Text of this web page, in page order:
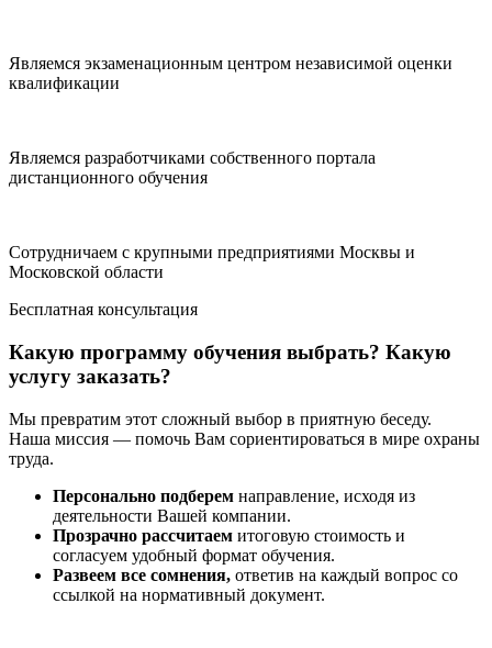
Являемся экзаменационным центром независимой оценки
квалификации
Являемся разработчиками собственного портала
дистанционного обучения
Сотрудничаем с крупными предприятиями Москвы и
Московской области
Бесплатная консультация
Какую программу обучения выбрать? Какую
услугу заказать?
Мы превратим этот сложный выбор в приятную беседу.
Наша миссия — помочь Вам сориентироваться в мире охраны
труда.
Персонально подберем направление, исходя из
деятельности Вашей компании.
Прозрачно рассчитаем итоговую стоимость и
согласуем удобный формат обучения.
Развеем все сомнения, ответив на каждый вопрос со
ссылкой на нормативный документ.